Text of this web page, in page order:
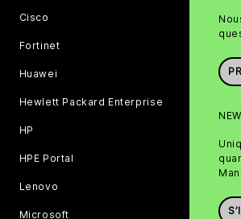
Cisco
Fortinet
Huawei
Hewlett Packard Enterprise
HP
HPE Portal
Lenovo
Microsoft